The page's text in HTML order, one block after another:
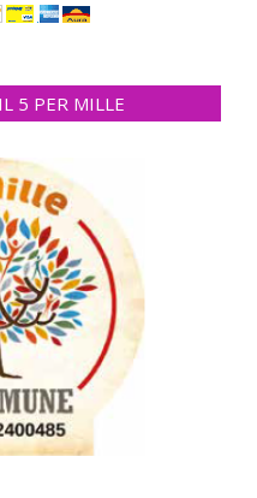
5 PER MILLE